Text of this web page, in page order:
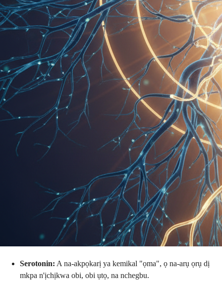
Serotonin: A na-akpọkarị ya kemikal "ọma", ọ na-arụ ọrụ dị
mkpa n'ịchịkwa obi, obi ụtọ, na nchegbu.